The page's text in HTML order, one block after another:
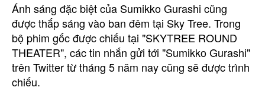
Ánh sáng đặc biệt của Sumikko Gurashi cũng
được thắp sáng vào ban đêm tại Sky Tree. Trong
bộ phim gốc được chiếu tại "SKYTREE ROUND
THEATER", các tin nhắn gửi tới "Sumikko Gurashi"
trên Twitter từ tháng 5 năm nay cũng sẽ được trình
chiếu.